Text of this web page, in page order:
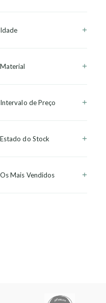
Idade
Material
Intervalo de Preço
Estado do Stock
Os Mais Vendidos